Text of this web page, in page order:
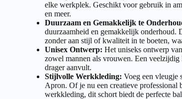
elke werkplek. Geschikt voor gebruik in
en meer.
Duurzaam en Gemakkelijk te
duurzaamheid en gemakkelijk onderhoud.
zonder aan stijl of kwaliteit in te boeten,
Unisex Ontwerp: Het uniseks ontwerp
zowel mannen als vrouwen. Een
drager aanvult.
Stijlvolle Werkkleding: Voeg een vleugje
Apron. Of je nu een creatieve professional
werkkleding, dit schort biedt de perfecte